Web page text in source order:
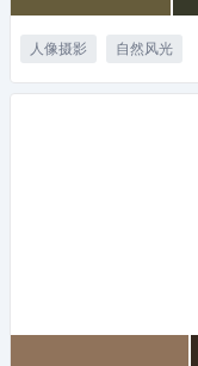
人像摄影 自然风光